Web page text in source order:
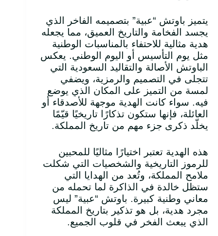
يتميز باوتش “عبية” بتصميمه الفاخر الذي
يجسد الفخامة والتاريخ العميق، مما يجعله
هدية مثالية للاحتفاء بالمناسبات الوطنية
مثل يوم التأسيس أو اليوم الوطني. يعكس
الباوتش الأصالة والتقاليد السعودية التي
تتجلى في التصميم والرمزية، ويضفي
لمسة من التميز على المكان الذي يوضع
فيه. سواء كانت الهدية موجهة للأصدقاء أو
العائلة، فإنها ستكون تذكارًا تاريخيًا قيّمًا
يخلّد ذكرى جزء مهم من تاريخ المملكة.
هذه الهدية تعتبر اختيارًا مثاليًا للمحبين
للرموز التاريخية والشخصيات التي شكلت
ملامح المملكة، وتُعد من الهدايا التي
ستظل خالدة في الذاكرة لما تحمله من
معاني وطنية كبيرة. باوتش “عبية” ليس
مجرد هدية، بل هو تذكير بتاريخ المملكة
الذي يبعث الفخر في قلوب الجميع.